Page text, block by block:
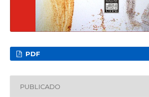
PDF
PUBLICADO